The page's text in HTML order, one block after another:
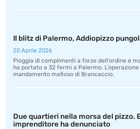
Il blitz di Palermo, Addiopizzo
20 Aprile 2026
Pioggia di complimenti a forze dell’ordine e
ha portato a 32 fermi a Palermo.
mandamento mafioso di Brancaccio.
Due quartieri nella morsa del pizzo.
imprenditore ha denunciato